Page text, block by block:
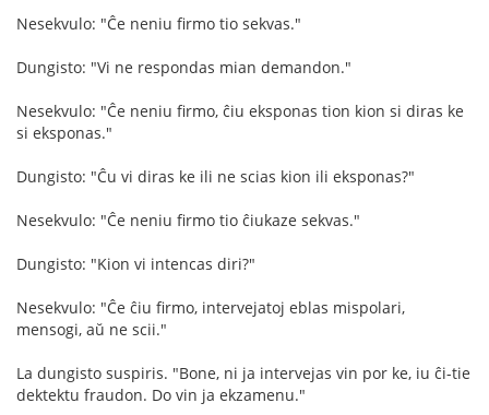
Nesekvulo: "Ĉe neniu firmo tio sekvas."
Dungisto: "Vi ne respondas mian demandon."
Nesekvulo: "Ĉe neniu firmo, ĉiu eksponas tion kion si diras ke
si eksponas."
Dungisto: "Ĉu vi diras ke ili ne scias kion ili eksponas?"
Nesekvulo: "Ĉe neniu firmo tio ĉiukaze sekvas."
Dungisto: "Kion vi intencas diri?"
Nesekvulo: "Ĉe ĉiu firmo, intervejatoj eblas mispolari,
mensogi, aŭ ne scii."
La dungisto suspiris. "Bone, ni ja intervejas vin por ke, iu ĉi-tie
dektektu fraudon. Do vin ja ekzamenu."